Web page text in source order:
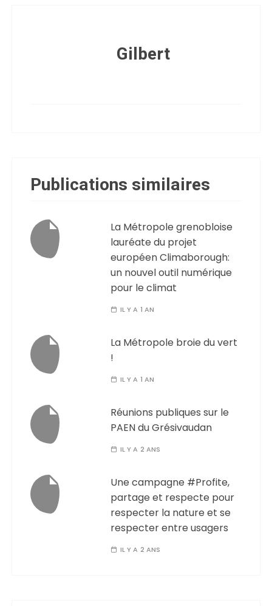
Gilbert
Publications similaires
La Métropole grenobloise
lauréate du projet
européen Climaborough:
un nouvel outil numérique
pour le climat
IL Y A 1 AN
La Métropole broie du vert
!
IL Y A 1 AN
Réunions publiques sur le
PAEN du Grésivaudan
IL Y A 2 ANS
Une campagne #Profite,
partage et respecte pour
respecter la nature et se
respecter entre usagers
IL Y A 2 ANS